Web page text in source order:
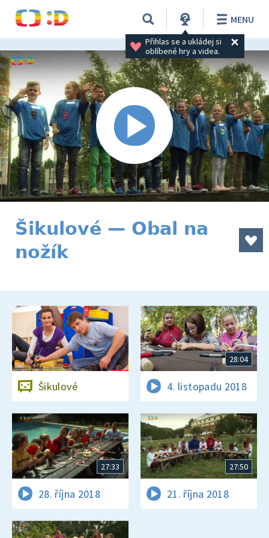
Přihlas se a ukládej si
oblíbené hry a videa.
MENU
Šikulové — Obal na
nožík
Šikulové
28:04
4. listopadu 2018
27:33
28. října 2018
27:50
21. října 2018